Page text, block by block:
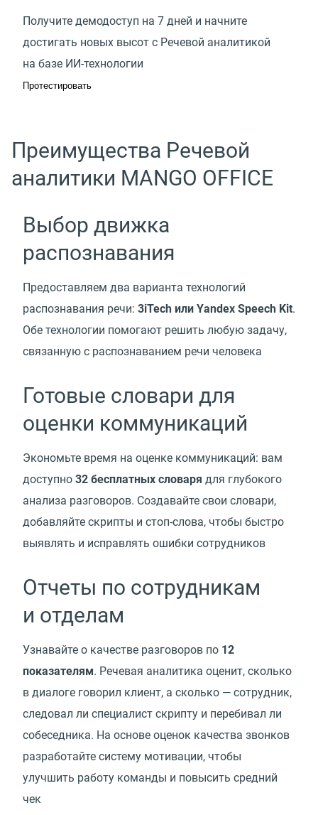
Получите демодоступ на 7 дней и начните
достигать новых высот с Речевой аналитикой
на базе ИИ-технологии
Протестировать
Преимущества Речевой
аналитики MANGO OFFICE
Выбор движка
распознавания
Предоставляем два варианта технологий
распознавания речи: 3iTech или Yandex Speech Kit.
Обе технологии помогают решить любую задачу,
связанную с распознаванием речи человека
Готовые словари для
оценки коммуникаций
Экономьте время на оценке коммуникаций: вам
доступно 32 бесплатных словаря для глубокого
анализа разговоров. Создавайте свои словари,
добавляйте скрипты и стоп-слова, чтобы быстро
выявлять и исправлять ошибки сотрудников
Отчеты по сотрудникам
и отделам
Узнавайте о качестве разговоров по 12
показателям. Речевая аналитика оценит, сколько
в диалоге говорил клиент, а сколько — сотрудник,
следовал ли специалист скрипту и перебивал ли
собеседника. На основе оценок качества звонков
разработайте систему мотивации, чтобы
улучшить работу команды и повысить средний
чек